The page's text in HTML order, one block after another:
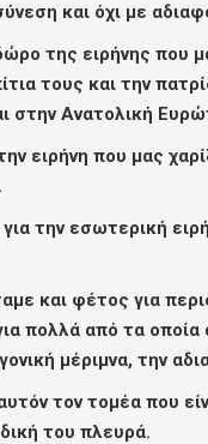
και όχι με
δώρο της ειρήνης
τους και την
στην Ανατολική
ειρήνη που μας
την εσωτερική
και φέτος για
πολλά από τα
μέριμνα, την
τον τομέα που
του πλευρά.